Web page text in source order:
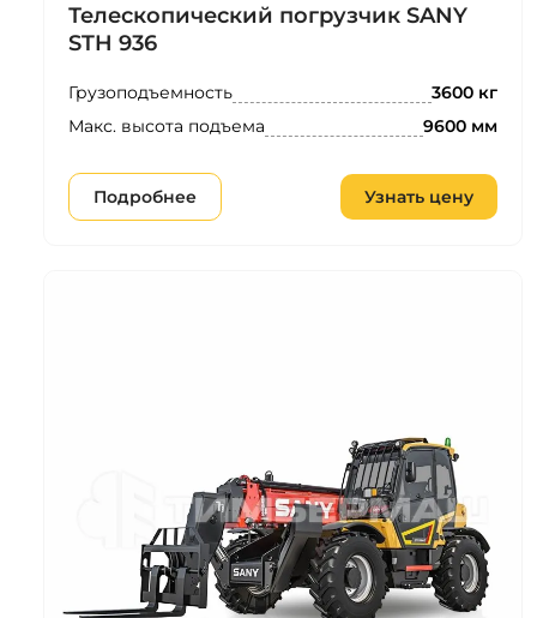
Телескопический погрузчик SANY
STH 936
Грузоподъемность 3600 кг
Макс. высота подъема 9600 мм
Подробнее Узнать цену